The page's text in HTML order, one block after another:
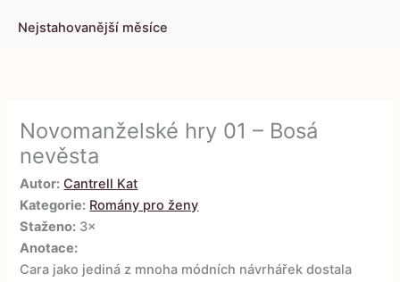
Nejstahovanější měsíce
Novomanželské hry 01 – Bosá
nevěsta
Autor: Cantrell Kat
Kategorie: Romány pro ženy
Staženo: 3×
Anotace:
Cara jako jediná z mnoha módních návrhářek dostala